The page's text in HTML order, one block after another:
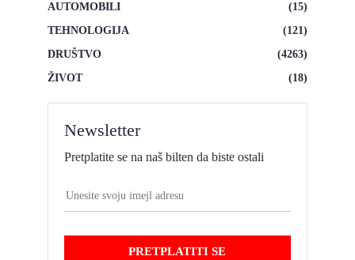
AUTOMOBILI
(15)
TEHNOLOGIJA
(121)
DRUŠTVO
(4263)
ŽIVOT
(18)
Newsletter
Pretplatite se na naš bilten da biste ostali
PRETPLATITI SE